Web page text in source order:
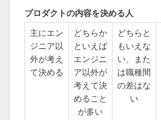
プロダクトの内容を決める人
主にエン
ジニア以
外が考え
て決める
どちらか
といえば
エンジニ
ア以外が
考えて決
めること
が多い
どちらと
もいえな
い、また
は職種間
の差はな
い